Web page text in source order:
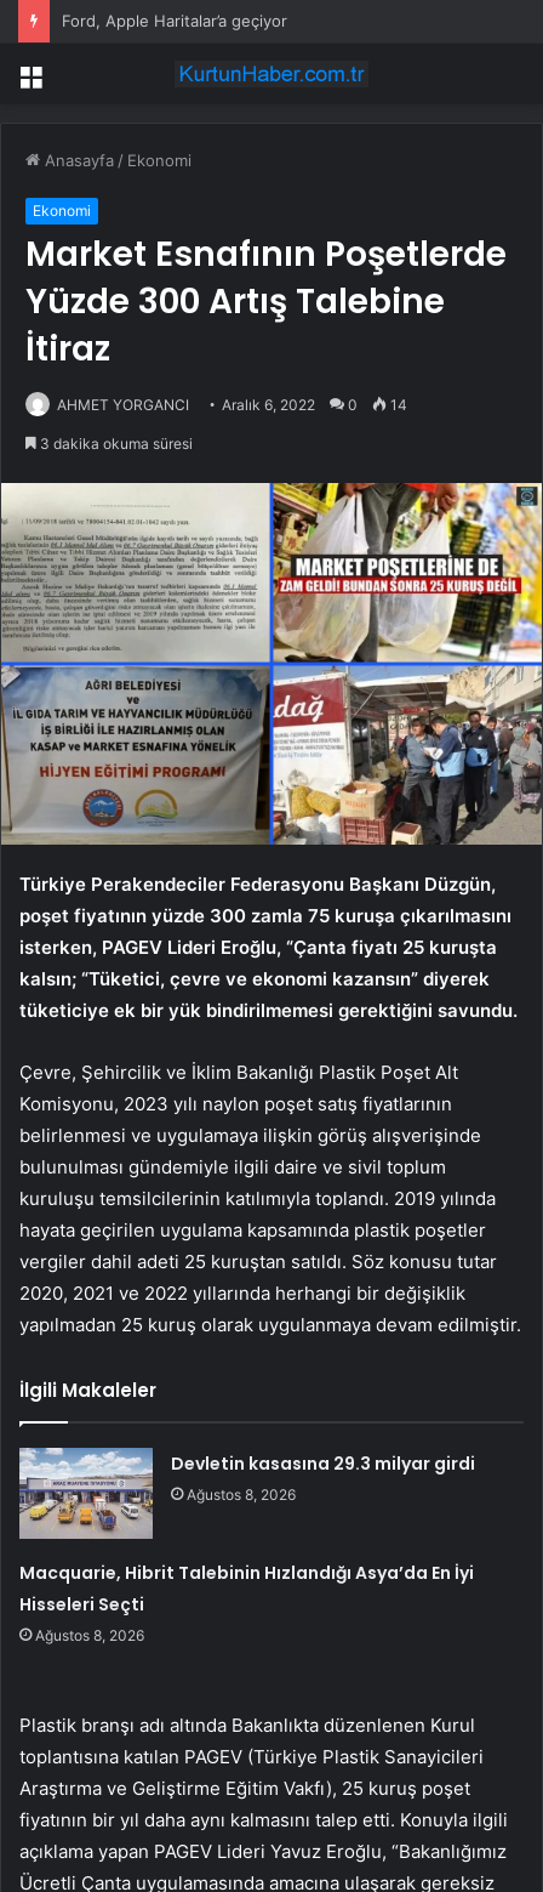
Ford, Apple Haritalar’a geçiyor
Menü
Anasayfa / Ekonomi
Ekonomi
Market Esnafının Poşetlerde
Yüzde 300 Artış Talebine
İtiraz
AHMET YORGANCI Aralık 6, 2022 0 14
3 dakika okuma süresi
Türkiye Perakendeciler Federasyonu Başkanı Düzgün,
poşet fiyatının yüzde 300 zamla 75 kuruşa çıkarılmasını
isterken, PAGEV Lideri Eroğlu, “Çanta fiyatı 25 kuruşta
kalsın; “Tüketici, çevre ve ekonomi kazansın” diyerek
tüketiciye ek bir yük bindirilmemesi gerektiğini savundu.
Çevre, Şehircilik ve İklim Bakanlığı Plastik Poşet Alt
Komisyonu, 2023 yılı naylon poşet satış fiyatlarının
belirlenmesi ve uygulamaya ilişkin görüş alışverişinde
bulunulması gündemiyle ilgili daire ve sivil toplum
kuruluşu temsilcilerinin katılımıyla toplandı. 2019 yılında
hayata geçirilen uygulama kapsamında plastik poşetler
vergiler dahil adeti 25 kuruştan satıldı. Söz konusu tutar
2020, 2021 ve 2022 yıllarında herhangi bir değişiklik
yapılmadan 25 kuruş olarak uygulanmaya devam edilmiştir.
İlgili Makaleler
Devletin kasasına 29.3 milyar girdi
Ağustos 8, 2026
Macquarie, Hibrit Talebinin Hızlandığı Asya’da En İyi
Hisseleri Seçti
Ağustos 8, 2026
Plastik branşı adı altında Bakanlıkta düzenlenen Kurul
toplantısına katılan PAGEV (Türkiye Plastik Sanayicileri
Araştırma ve Geliştirme Eğitim Vakfı), 25 kuruş poşet
fiyatının bir yıl daha aynı kalmasını talep etti. Konuyla ilgili
açıklama yapan PAGEV Lideri Yavuz Eroğlu, “Bakanlığımız
Ücretli Çanta uygulamasında amacına ulaşarak gereksiz